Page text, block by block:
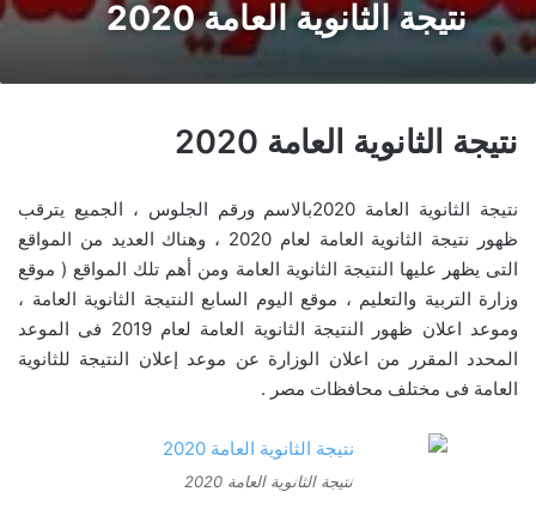
نتيجة الثانوية العامة 2020
نتيجة الثانوية العامة 2020
نتيجة الثانوية العامة 2020بالاسم ورقم الجلوس ، الجميع يترقب
ظهور نتيجة الثانوية العامة لعام 2020 ، وهناك العديد من المواقع
التى يظهر عليها النتيجة الثانوية العامة ومن أهم تلك المواقع ( موقع
وزارة التربية والتعليم ، موقع اليوم السابع النتيجة الثانوية العامة ،
وموعد اعلان ظهور النتيجة الثانوية العامة لعام 2019 فى الموعد
المحدد المقرر من اعلان الوزارة عن موعد إعلان النتيجة للثانوية
العامة فى مختلف محافظات مصر .
نتيجة الثانوية العامة 2020